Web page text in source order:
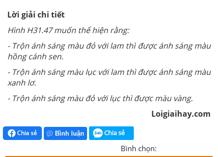
Lời giải chi tiết
Hình H31.47 muốn thể hiện rằng:
- Trộn ánh sáng màu đỏ với lam thì được ánh sáng màu
hồng cánh sen.
- Trộn ánh sáng màu lục với lam thì được ánh sáng màu
xanh lơ.
- Trộn ánh sáng màu đỏ với lục thì được màu vàng.
Loigiaihay.com
Chia sẻ Bình luận Chia sẻ
Bình chọn: